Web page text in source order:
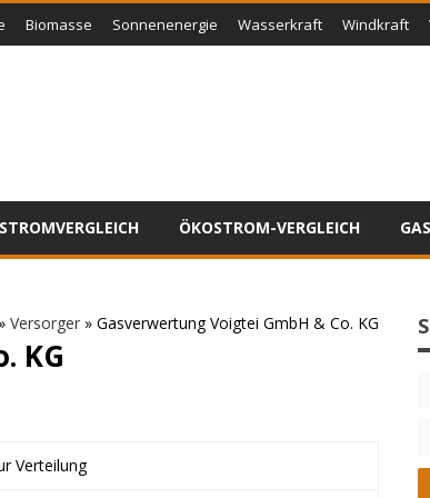
Biomasse Sonnenenergie Wasserkraft Windkraft
STROMVERGLEICH ÖKOSTROM-VERGLEICH
» Versorger » Gasverwertung Voigtei GmbH & Co. KG
KG
Verteilung